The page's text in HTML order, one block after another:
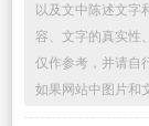
以及文中陈述文字
容、文字的真实性
仅作参考，并请自
如果网站中图片和